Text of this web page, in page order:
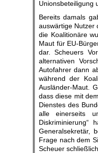
Unionsbeteiligung
Bereits damals
auswärtige Nutzer
die Koalitionäre
Maut für EU-
dar. Scheuers
alternativen
Autofahrer dann
während der
Ausländer-Maut.
dass diese mit
Dienstes des
alle einerseits
Diskriminierung“
Generalsekretär,
Frage nach dem
Scheuer